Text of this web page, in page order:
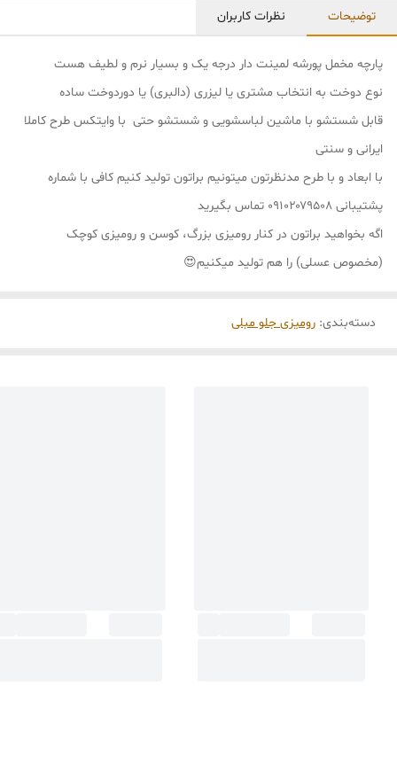
توضیحات نظرات کاربران
پارچه مخمل پورشه لمینت دار درجه یک و بسیار نرم و لطیف هست
نوع دوخت به انتخاب مشتری یا لیزری (دالبری) یا دوردوخت ساده
قابل شستشو با ماشین لباسشویی و شستشو حتی با وایتکس طرح کاملا
ایرانی و سنتی
با ابعاد و با طرح مدنظرتون میتونیم براتون تولید کنیم کافی با شماره
پشتیبانی ۰۹۱۰۲۰۷۹۵۰۸ تماس بگیرید
اگه بخواهید براتون در کنار رومیزی بزرگ، کوسن و رومیزی کوچک
(مخصوص عسلی) را هم تولید میکنیم😍
دسته‌بندی: رومیزی جلو مبلی